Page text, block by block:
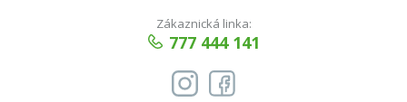
Zákaznická linka:
777 444 141